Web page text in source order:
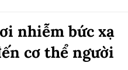
nhiễm bức xạ
cơ thể người